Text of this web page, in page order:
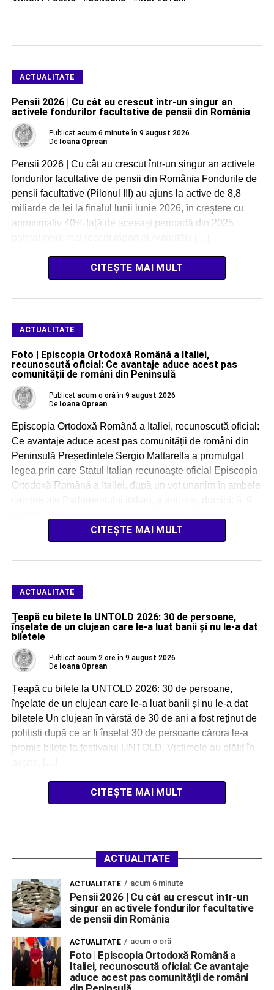
ACTUALITATE
Pensii 2026 | Cu cât au crescut într-un singur an
activele fondurilor facultative de pensii din România
Publicat acum 6 minute în 9 august 2026
De Ioana Oprean
Pensii 2026 | Cu cât au crescut într-un singur an activele
fondurilor facultative de pensii din România Fondurile de
pensii facultative (Pilonul III) au ajuns la active de 8,8
miliarde de lei la finalul lunii iunie 2026, în creştere cu
aproximativ 40% faţă de aceeaşi perioadă din 2025,
CITEȘTE MAI MULT
ACTUALITATE
Foto | Episcopia Ortodoxă Română a Italiei,
recunoscută oficial: Ce avantaje aduce acest pas
comunității de români din Peninsulă
Publicat acum o oră în 9 august 2026
De Ioana Oprean
Episcopia Ortodoxă Română a Italiei, recunoscută oficial:
Ce avantaje aduce acest pas comunității de români din
Peninsulă Președintele Sergio Mattarella a promulgat
legea prin care Statul Italian recunoaște oficial Episcopia
Ortodoxă Română a Italiei, după un vot unanim în ambele
CITEȘTE MAI MULT
ACTUALITATE
Țeapă cu bilete la UNTOLD 2026: 30 de persoane,
înșelate de un clujean care le-a luat banii și nu le-a dat
biletele
Publicat acum 2 ore în 9 august 2026
De Ioana Oprean
Țeapă cu bilete la UNTOLD 2026: 30 de persoane,
înșelate de un clujean care le-a luat banii și nu le-a dat
biletele Un clujean în vârstă de 30 de ani a fost reținut de
polițiști după ce ar fi înșelat 30 de persoane cărora le-a
promis bilete la festivalul UNTOLD. Victimele au plătit în
CITEȘTE MAI MULT
ACTUALITATE
ACTUALITATE acum 6 minute
Pensii 2026 | Cu cât au crescut într-un
singur an activele fondurilor facultative
de pensii din România
ACTUALITATE acum o oră
Foto | Episcopia Ortodoxă Română a
Italiei, recunoscută oficial: Ce avantaje
aduce acest pas comunității de români